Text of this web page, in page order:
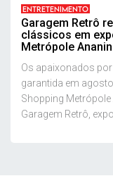
ENTRETENIMENTO
Garagem Retrô
clássicos em
Metrópole
Os apaixonados
garantida em
Shopping
Garagem Retrô,